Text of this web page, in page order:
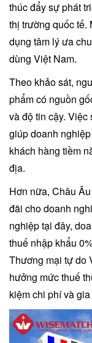
thúc đẩy sự phát
thị trường quốc tế.
dụng tâm lý ưa
dùng Việt Nam.
Theo khảo sát,
phẩm có nguồn
và độ tin cậy.
giúp doanh
khách hàng tiềm
địa.
Hơn nữa, Châu
đãi cho doanh
nghiệp tại đây,
thuế nhập khẩu
Thương mại tự do
hưởng mức thuế
kiệm chi phí và